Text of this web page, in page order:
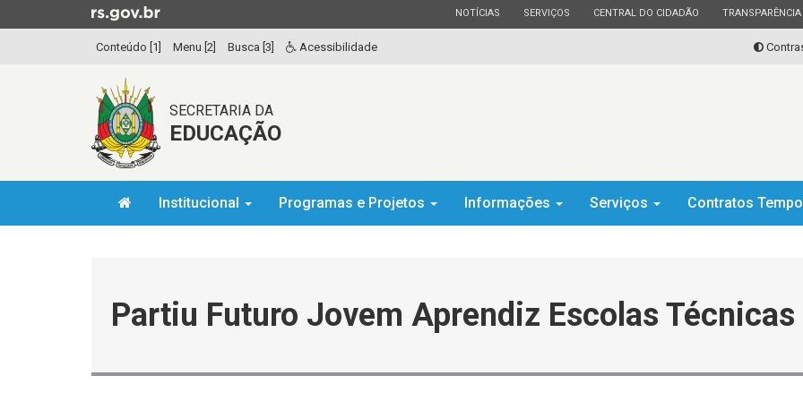
para
Ir
a
ESTADO
NOTÍCIAS ESTADO
SERVIÇOS ESTADO
CENTRAL DO CIDADÃO ESTADO
TRANSPARÊNCIA
Conteúdo [1] Menu [2] Busca [3] Acessibilidade
SECRETARIA DA
EDUCAÇÃO
Institucional Programas e Projetos Informações Serviços Contratos
Partiu Futuro Jovem Aprendiz Escolas Técnicas